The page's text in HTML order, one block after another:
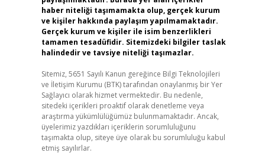
haber niteliği taşımamakta olup, gerçek kurum
ve kişiler hakkında paylaşım yapılmamaktadır.
Gerçek kurum ve kişiler ile isim benzerlikleri
tamamen tesadüfidir. Sitemizdeki bilgiler taslak
halindedir ve tavsiye niteliği taşımazlar.
Sitemiz, 5651 Sayılı Kanun gereğince Bilgi Teknolojileri
ve İletişim Kurumu (BTK) tarafından onaylanmış bir Yer
Sağlayıcı olarak hizmet vermektedir. Bu nedenle,
sitedeki içerikleri proaktif olarak denetleme veya
araştırma yükümlülüğümüz bulunmamaktadır. Ancak,
üyelerimiz yazdıkları içeriklerin sorumluluğunu
taşımakta olup, siteye üye olarak bu sorumluluğu kabul
etmiş sayılırlar.